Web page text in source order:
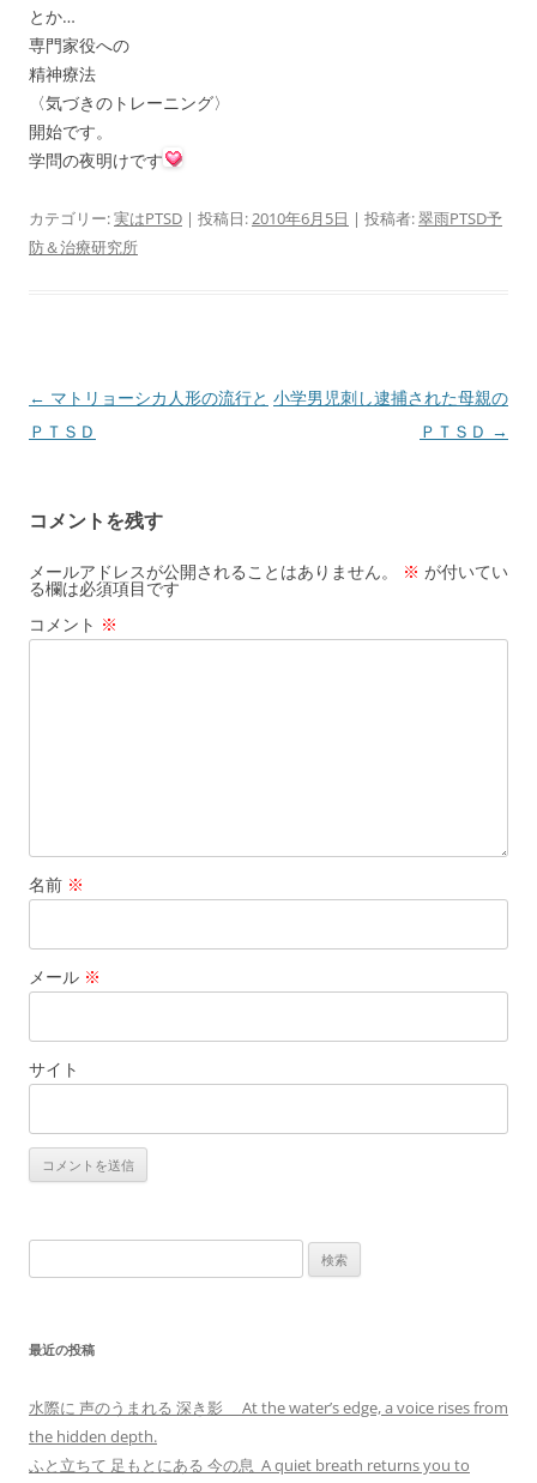
とか…
専門家役への
精神療法
〈気づきのトレーニング〉
開始です。
学問の夜明けです
カテゴリー:実はPTSD | 投稿日:2010年6月5日 | 投稿者:翠雨PTSD予
防＆治療研究所
投
稿
ゲ
ー
シ
ョ
← マトリョーシカ人形の流行と
ＰＴＳＤ
小学男児刺し逮捕された母親の
ＰＴＳＤ →
コメントを残す
メールアドレスが公開されることはありません。 ※ が付いてい
る欄は必須項目です
コメント ※
名前 ※
メール ※
サイト
索:
最近の投稿
水際に 声のうまれる 深き影 At the water’s edge, a voice rises from
the hidden depth.
ふと立ちて 足もとにある 今の息 A quiet breath returns you to